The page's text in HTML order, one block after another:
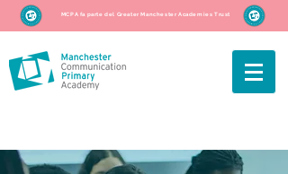
MCPA fa parte del Greater Manchester Academies Trust